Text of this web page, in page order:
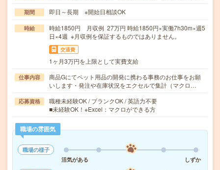
期間 即日～長期 ※開始日相談OK
時給
時給1850円 月収例 27万円 時給1850円×実働7h30m×週5
日×4週 ※月収例を保証するものではありません。
交通費
1ヶ月3万円を上限として実費支給
仕事内容
商品Gにてペット用品の開発に携わる事務のお仕事をお願
いします・発注や在庫状況をエクセルで集計（マクロ…
応募資格
職種未経験OK / ブランクOK / 英語力不要
■未経験OK！※Excel：マクロができる方
職場の雰囲気
職場の様子
活気がある
しずか